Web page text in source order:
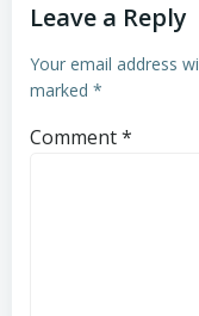
Leave a Reply
Your email address
marked *
Comment*